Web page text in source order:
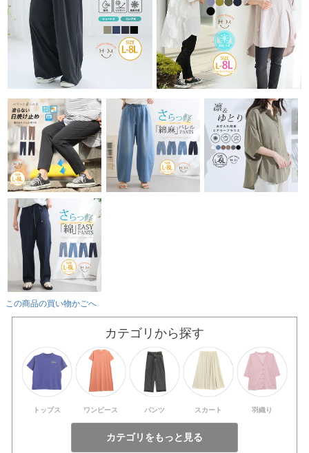
この商品の買い物かごへ
カテゴリから探す
トップス ワンピース パンツ スカート 羽織り